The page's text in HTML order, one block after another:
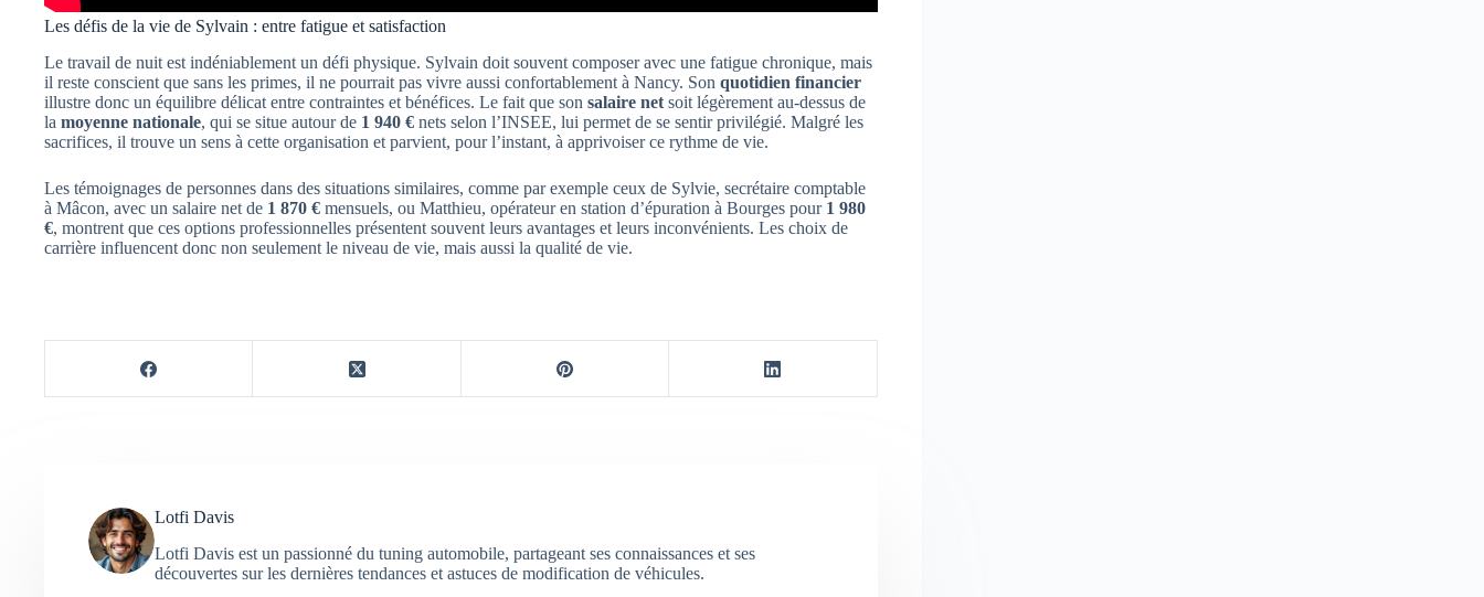
Les défis de la vie de Sylvain : entre fatigue et satisfaction
Le travail de nuit est indéniablement un défi physique. Sylvain doit souvent composer avec une fatigue chronique, mais
il reste conscient que sans les primes, il ne pourrait pas vivre aussi confortablement à Nancy. Son quotidien financier
illustre donc un équilibre délicat entre contraintes et bénéfices. Le fait que son salaire net soit légèrement au-dessus de
la moyenne nationale, qui se situe autour de 1 940 € nets selon l’INSEE, lui permet de se sentir privilégié. Malgré les
sacrifices, il trouve un sens à cette organisation et parvient, pour l’instant, à apprivoiser ce rythme de vie.
Les témoignages de personnes dans des situations similaires, comme par exemple ceux de Sylvie, secrétaire comptable
à Mâcon, avec un salaire net de 1 870 € mensuels, ou Matthieu, opérateur en station d’épuration à Bourges pour 1 980
€, montrent que ces options professionnelles présentent souvent leurs avantages et leurs inconvénients. Les choix de
carrière influencent donc non seulement le niveau de vie, mais aussi la qualité de vie.
Lotfi Davis
Lotfi Davis est un passionné du tuning automobile, partageant ses connaissances et ses
découvertes sur les dernières tendances et astuces de modification de véhicules.